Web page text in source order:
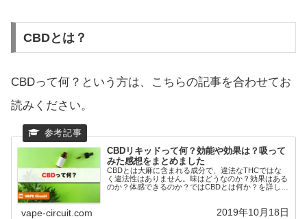
CBDとは？
CBDって何？という方は、こちらの記事を合わせてお
読みください。
CBDリキッドって何？効能や効果は？吸って
みた感想をまとめました
CBDとは大麻に含まれる成分で、違法なTHCではな
く違法性はありません。味はどうなのか？効果はある
のか？体感できるのか？ではCBDとは何か？を詳しく
vape-circuit.com 2019年10月18日